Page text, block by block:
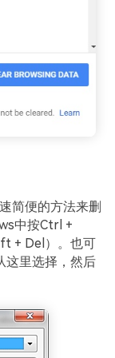
简便的方法来删
中按Ctrl +
+ Del）。也可
这里选择，然后